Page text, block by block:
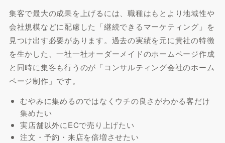
集客で最大の成果を上げるには、職種はもとより地域性や
会社規模などに配慮した 「継続できるマーケティング」 を
見つけ出す必要があります。過去の実績を元に貴社の特徴
を生かした、一社一社オーダーメイドのホームページ作成
と同時に集客も行うのが「コンサルティング会社のホーム
ページ制作」です。
むやみに集めるのではなく ウチの良さがわかる客だけ
集めたい
実店舗以外にECで売り上げたい
注文・予約・来店を倍増させたい